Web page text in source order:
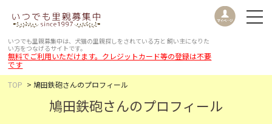
いつでも里親募集中は、犬猫の里親探しをされている方と 飼い主になりた
い方をつなげるサイトです。
無料でご利用いただけます。クレジットカード等の登録は不要
です
TOP
鳩田鉄砲さんのプロフィール
鳩田鉄砲さんのプロフィール